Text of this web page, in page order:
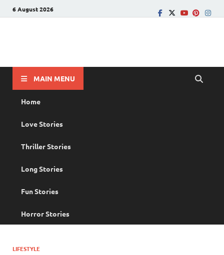
6 August 2026
MAIN MENU
Home
Love Stories
Thriller Stories
Long Stories
Fun Stories
Horror Stories
LIFESTYLE